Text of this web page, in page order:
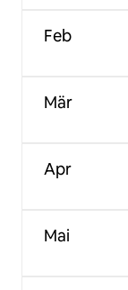
Feb
Mär
Apr
Mai